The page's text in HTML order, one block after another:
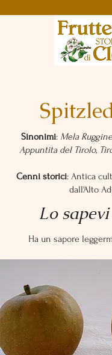
Sinonimi: Mela
Appuntita del Tirolo,
Cenni storici: Antica
dall'Alto
Lo sapevi
Ha un sapore